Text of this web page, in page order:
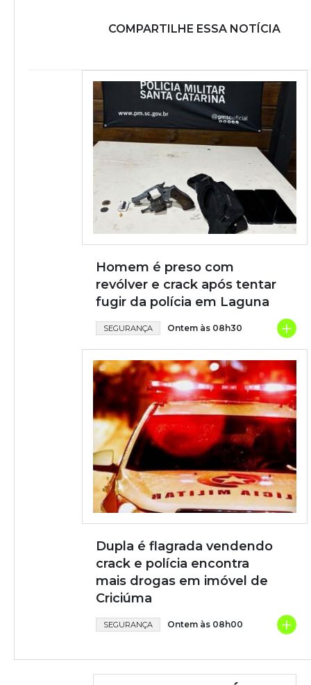
COMPARTILHE ESSA NOTÍCIA
Homem é preso com
revólver e crack após tentar
fugir da polícia em Laguna
SEGURANÇA Ontem às 08h30 +
Dupla é flagrada vendendo
crack e polícia encontra
mais drogas em imóvel de
Criciúma
SEGURANÇA Ontem às 08h00 +